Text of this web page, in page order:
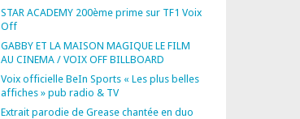
STAR ACADEMY 200ème prime sur TF1 Voix
Off
GABBY ET LA MAISON MAGIQUE LE FILM
AU CINEMA / VOIX OFF BILLBOARD
Voix officielle BeIn Sports « Les plus belles
affiches » pub radio & TV
Extrait parodie de Grease chantée en duo